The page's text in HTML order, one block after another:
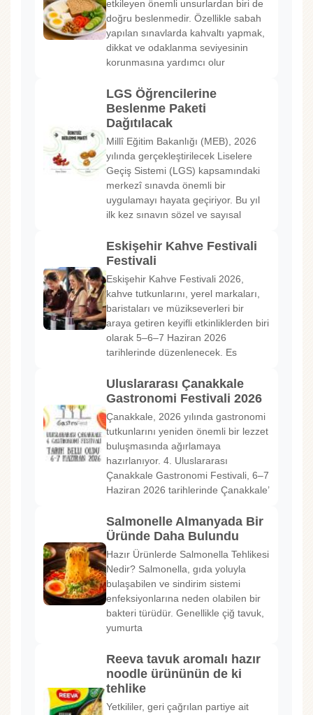
etkileyen önemli unsurlardan biri de
doğru beslenmedir. Özellikle sabah
yapılan sınavlarda kahvaltı yapmak,
dikkat ve odaklanma seviyesinin
korunmasına yardımcı olur
LGS Öğrencilerine
Beslenme Paketi
Dağıtılacak
Millî Eğitim Bakanlığı (MEB), 2026
yılında gerçekleştirilecek Liselere
Geçiş Sistemi (LGS) kapsamındaki
merkezî sınavda önemli bir
uygulamayı hayata geçiriyor. Bu yıl
ilk kez sınavın sözel ve sayısal
Eskişehir Kahve Festivali
Festivali
Eskişehir Kahve Festivali 2026,
kahve tutkunlarını, yerel markaları,
baristaları ve müzikseverleri bir
araya getiren keyifli etkinliklerden biri
olarak 5–6–7 Haziran 2026
tarihlerinde düzenlenecek. Es
Uluslararası Çanakkale
Gastronomi Festivali 2026
Çanakkale, 2026 yılında gastronomi
tutkunlarını yeniden önemli bir lezzet
buluşmasında ağırlamaya
hazırlanıyor. 4. Uluslararası
Çanakkale Gastronomi Festivali, 6–7
Haziran 2026 tarihlerinde Çanakkale’
Salmonelle Almanyada Bir
Üründe Daha Bulundu
Hazır Ürünlerde Salmonella Tehlikesi
Nedir? Salmonella, gıda yoluyla
bulaşabilen ve sindirim sistemi
enfeksiyonlarına neden olabilen bir
bakteri türüdür. Genellikle çiğ tavuk,
yumurta
Reeva tavuk aromalı hazır
noodle ürününün de ki
tehlike
Yetkililer, geri çağrılan partiye ait